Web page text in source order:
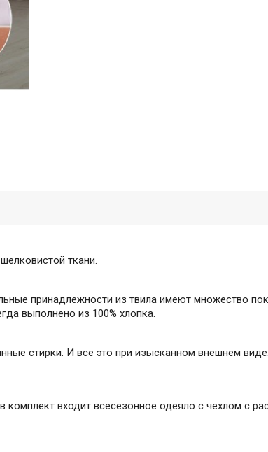
ткани.
принадлежности из твила имеют множество
выполнено из 100% хлопка.
стирки. И все это при изысканном внешнем
входит всесезонное одеяло с чехлом с